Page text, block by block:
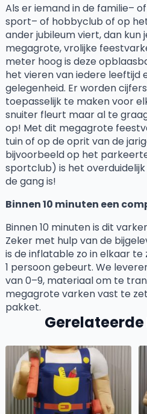
Als er iemand in de familie–
sport– of hobbyclub of op
ander jubileum viert, dan kun
megagrote, vrolijke
meter hoog is deze
het vieren van iedere leeftijd
gelegenheid. Er worden
toepasselijk te maken voor
snuiter fleurt maar al te
op! Met dit megagrote
tuin of op de oprit van de
bijvoorbeeld op het
sportclub) is het
de gang is!
Binnen 10 minuten een
Binnen 10 minuten is dit
Zeker met hulp van de
is de inflatable zo in elkaar te
1 persoon gebeurt. We
van 0–9, materiaal om te
megagrote varken vast te
pakket.